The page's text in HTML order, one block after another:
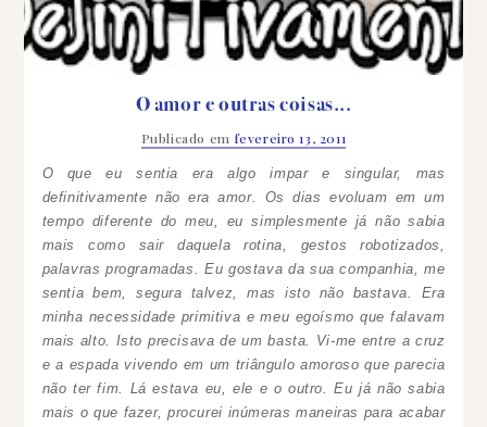
O amor e outras coisas...
Publicado em fevereiro 13, 2011
O que eu sentia era algo impar e singular, mas
definitivamente não era amor.
Os dias evoluam em um
tempo diferente do meu, eu simplesmente já não sabia
mais como sair daquela rotina, gestos robotizados,
palavras programadas. Eu gostava da sua companhia, me
sentia bem, segura talvez, mas isto não bastava.
Era
minha necessidade primitiva e meu egoísmo que falavam
mais alto. Isto precisava de um basta. Vi-me entre a cruz
e a espada vivendo em um triângulo amoroso que parecia
não ter fim. Lá estava eu, ele e o outro. Eu já não sabia
mais o que fazer, procurei inúmeras maneiras para acabar